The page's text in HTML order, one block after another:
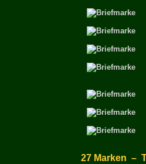
27 Marken –